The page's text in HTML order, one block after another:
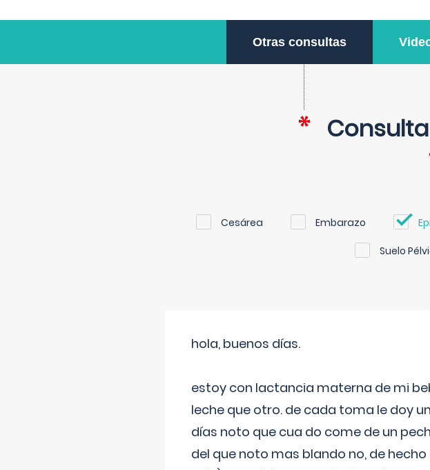
Otras consultas
Cesárea Embarazo
Suelo
hola, buenos días.
estoy con lactancia materna de mi
leche que otro. de cada toma le doy
días noto que cua do come de un
del que noto mas blando no, de